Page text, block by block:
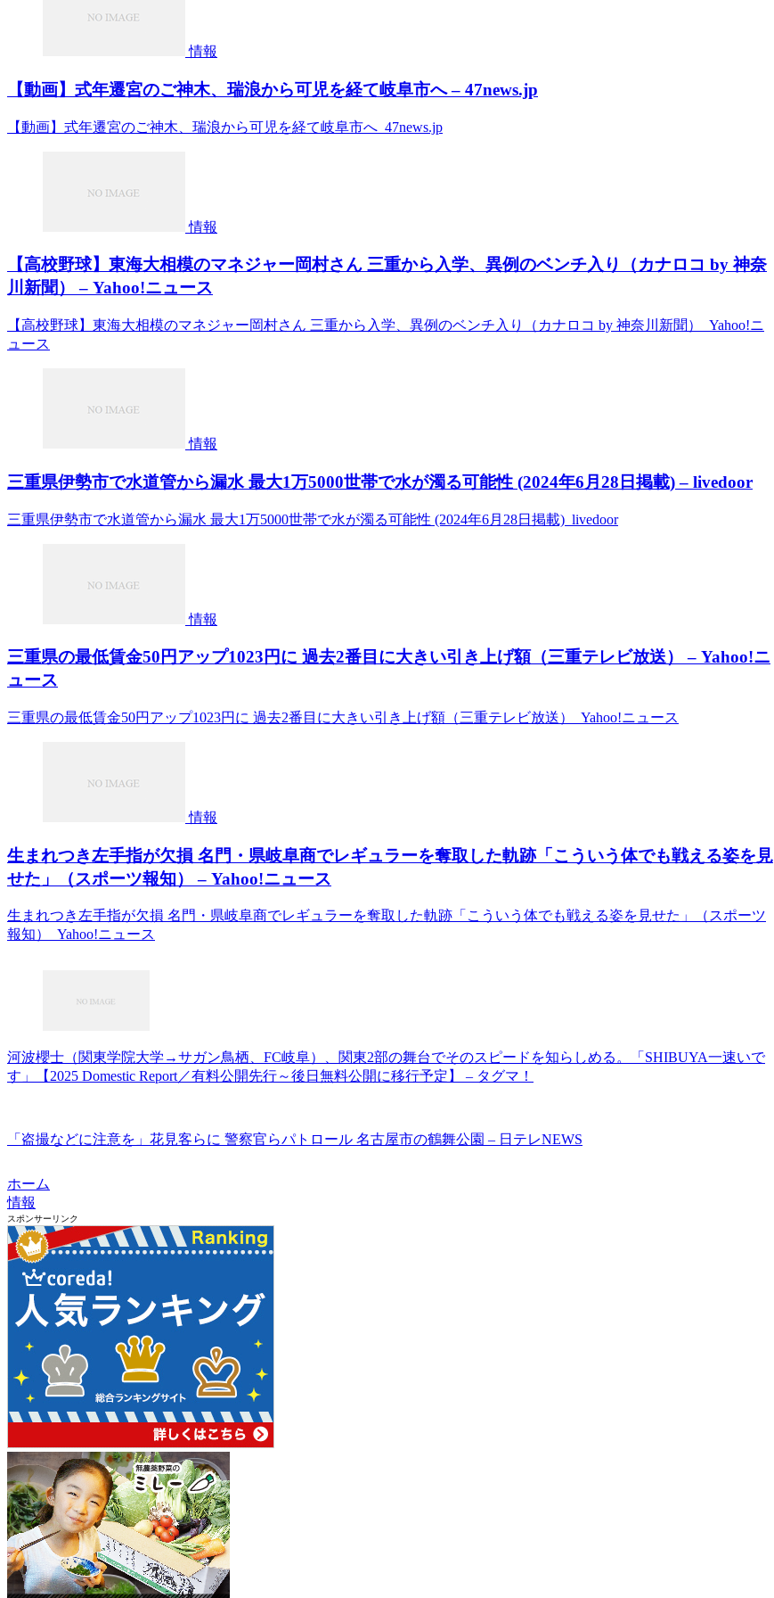
情報
【動画】式年遷宮のご神木、瑞浪から可児を経て岐阜市へ – 47news.jp
【動画】式年遷宮のご神木、瑞浪から可児を経て岐阜市へ 47news.jp
情報
【高校野球】東海大相模のマネジャー岡村さん 三重から入学、異例のベンチ入り（カナロコ by 神奈
川新聞） – Yahoo!ニュース
【高校野球】東海大相模のマネジャー岡村さん 三重から入学、異例のベンチ入り（カナロコ by 神奈川新聞） Yahoo!ニ
ュース
情報
三重県伊勢市で水道管から漏水 最大1万5000世帯で水が濁る可能性 (2024年6月28日掲載) – livedoor
三重県伊勢市で水道管から漏水 最大1万5000世帯で水が濁る可能性 (2024年6月28日掲載) livedoor
情報
三重県の最低賃金50円アップ1023円に 過去2番目に大きい引き上げ額（三重テレビ放送） – Yahoo!ニ
ュース
三重県の最低賃金50円アップ1023円に 過去2番目に大きい引き上げ額（三重テレビ放送） Yahoo!ニュース
情報
生まれつき左手指が欠損 名門・県岐阜商でレギュラーを奪取した軌跡「こういう体でも戦える姿を見
せた」（スポーツ報知） – Yahoo!ニュース
生まれつき左手指が欠損 名門・県岐阜商でレギュラーを奪取した軌跡「こういう体でも戦える姿を見せた」（スポーツ
報知） Yahoo!ニュース
河波櫻士（関東学院大学→サガン鳥栖、FC岐阜）、関東2部の舞台でそのスピードを知らしめる。「SHIBUYA一速いで
す」【2025 Domestic Report／有料公開先行～後日無料公開に移行予定】 – タグマ！
「盗撮などに注意を」花見客らに 警察官らパトロール 名古屋市の鶴舞公園 – 日テレNEWS
ホーム
情報
スポンサーリンク